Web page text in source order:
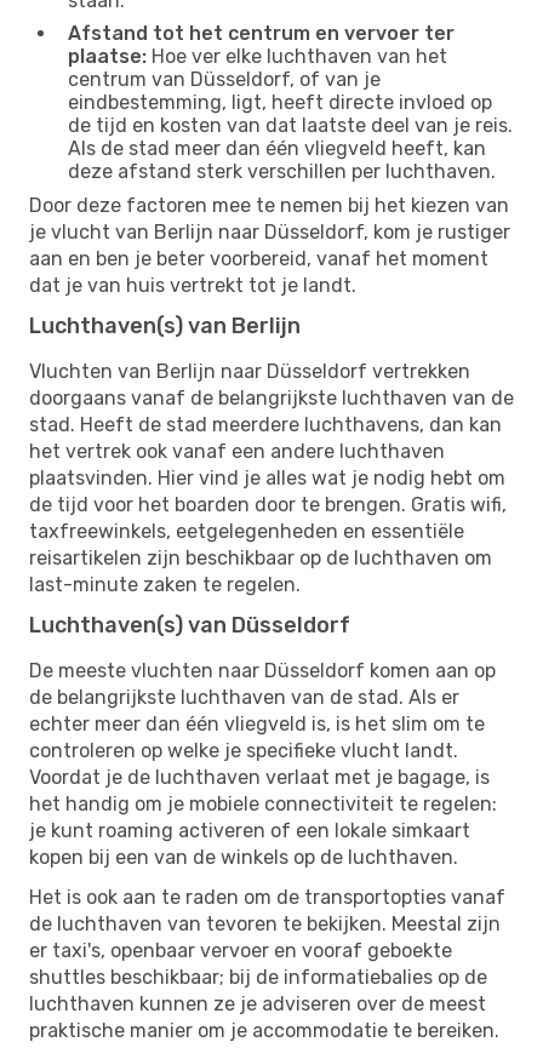
Afstand tot het centrum en vervoer ter
plaatse: Hoe ver elke luchthaven van het
centrum van Düsseldorf, of van je
eindbestemming, ligt, heeft directe invloed op
de tijd en kosten van dat laatste deel van je reis.
Als de stad meer dan één vliegveld heeft, kan
deze afstand sterk verschillen per luchthaven.
Door deze factoren mee te nemen bij het kiezen van
je vlucht van Berlijn naar Düsseldorf, kom je rustiger
aan en ben je beter voorbereid, vanaf het moment
dat je van huis vertrekt tot je landt.
Luchthaven(s) van Berlijn
Vluchten van Berlijn naar Düsseldorf vertrekken
doorgaans vanaf de belangrijkste luchthaven van de
stad. Heeft de stad meerdere luchthavens, dan kan
het vertrek ook vanaf een andere luchthaven
plaatsvinden. Hier vind je alles wat je nodig hebt om
de tijd voor het boarden door te brengen. Gratis wifi,
taxfreewinkels, eetgelegenheden en essentiële
reisartikelen zijn beschikbaar op de luchthaven om
last-minute zaken te regelen.
Luchthaven(s) van Düsseldorf
De meeste vluchten naar Düsseldorf komen aan op
de belangrijkste luchthaven van de stad. Als er
echter meer dan één vliegveld is, is het slim om te
controleren op welke je specifieke vlucht landt.
Voordat je de luchthaven verlaat met je bagage, is
het handig om je mobiele connectiviteit te regelen:
je kunt roaming activeren of een lokale simkaart
kopen bij een van de winkels op de luchthaven.
Het is ook aan te raden om de transportopties vanaf
de luchthaven van tevoren te bekijken. Meestal zijn
er taxi's, openbaar vervoer en vooraf geboekte
shuttles beschikbaar; bij de informatiebalies op de
luchthaven kunnen ze je adviseren over de meest
praktische manier om je accommodatie te bereiken.